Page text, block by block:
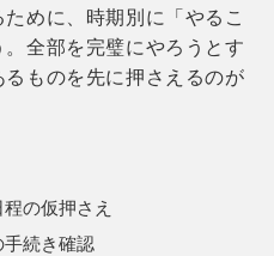
めに、時期別に「やるこ
全部を完璧にやろうとす
るものを先に押さえるのが
の仮押さえ
続き確認